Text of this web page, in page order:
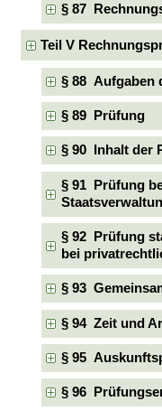
§ 87
Teil V
§ 88 Aufgaben
§ 89 Prüfung
§ 90 Inhalt der
§ 91 Prüfung
§ 92 Prüfung
bei
§ 93
§ 94 Zeit und
§ 95
§ 96